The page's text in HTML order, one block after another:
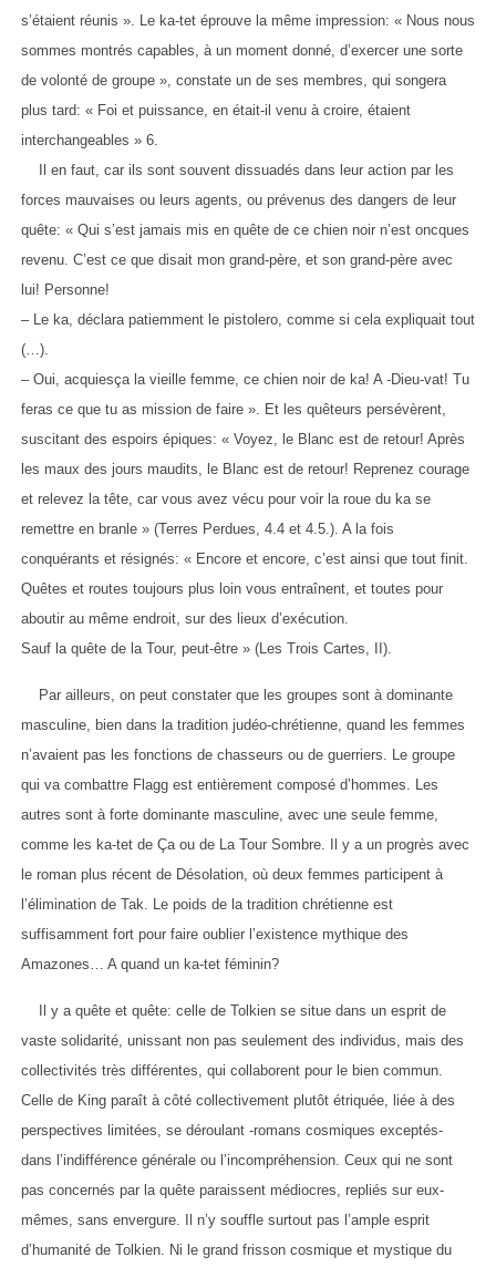
s’étaient réunis ». Le ka-tet éprouve la même impression: « Nous nous
sommes montrés capables, à un moment donné, d’exercer une sorte
de volonté de groupe », constate un de ses membres, qui songera
plus tard: « Foi et puissance, en était-il venu à croire, étaient
interchangeables » 6.
Il en faut, car ils sont souvent dissuadés dans leur action par les
forces mauvaises ou leurs agents, ou prévenus des dangers de leur
quête: « Qui s’est jamais mis en quête de ce chien noir n’est oncques
revenu. C’est ce que disait mon grand-père, et son grand-père avec
lui! Personne!
– Le ka, déclara patiemment le pistolero, comme si cela expliquait tout
(…).
– Oui, acquiesça la vieille femme, ce chien noir de ka! A -Dieu-vat! Tu
feras ce que tu as mission de faire ». Et les quêteurs persévèrent,
suscitant des espoirs épiques: « Voyez, le Blanc est de retour! Après
les maux des jours maudits, le Blanc est de retour! Reprenez courage
et relevez la tête, car vous avez vécu pour voir la roue du ka se
remettre en branle » (Terres Perdues, 4.4 et 4.5.). A la fois
conquérants et résignés: « Encore et encore, c’est ainsi que tout finit.
Quêtes et routes toujours plus loin vous entraînent, et toutes pour
aboutir au même endroit, sur des lieux d’exécution.
Sauf la quête de la Tour, peut-être » (Les Trois Cartes, II).
Par ailleurs, on peut constater que les groupes sont à dominante
masculine, bien dans la tradition judéo-chrétienne, quand les femmes
n’avaient pas les fonctions de chasseurs ou de guerriers. Le groupe
qui va combattre Flagg est entièrement composé d’hommes. Les
autres sont à forte dominante masculine, avec une seule femme,
comme les ka-tet de Ça ou de La Tour Sombre. Il y a un progrès avec
le roman plus récent de Désolation, où deux femmes participent à
l’élimination de Tak. Le poids de la tradition chrétienne est
suffisamment fort pour faire oublier l’existence mythique des
Amazones… A quand un ka-tet féminin?
Il y a quête et quête: celle de Tolkien se situe dans un esprit de
vaste solidarité, unissant non pas seulement des individus, mais des
collectivités très différentes, qui collaborent pour le bien commun.
Celle de King paraît à côté collectivement plutôt étriquée, liée à des
perspectives limitées, se déroulant -romans cosmiques exceptés-
dans l’indifférence générale ou l’incompréhension. Ceux qui ne sont
pas concernés par la quête paraissent médiocres, repliés sur eux-
mêmes, sans envergure. Il n’y souffle surtout pas l’ample esprit
d’humanité de Tolkien. Ni le grand frisson cosmique et mystique du